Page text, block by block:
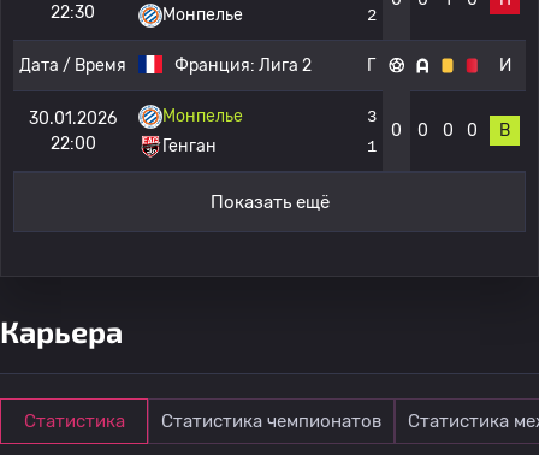
22:30
Монпелье
2
Дата / Время Франция: Лига 2 Г И
30.01.2026
22:00
Монпелье
Генган
3
1
0 0 0 0 В
Показать ещё
Карьера
Статистика Статистика чемпионатов Статистика